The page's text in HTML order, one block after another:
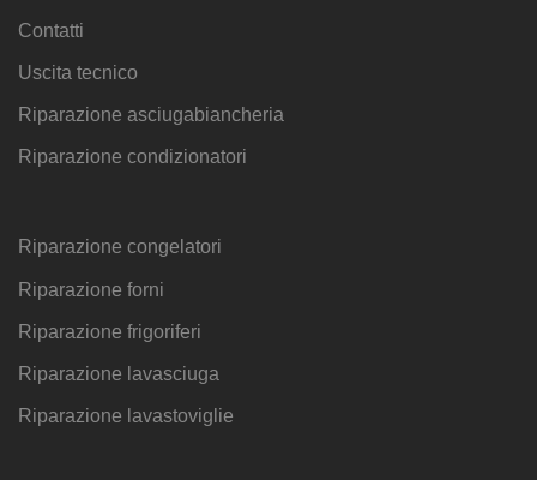
Contatti
Uscita tecnico
Riparazione asciugabiancheria
Riparazione condizionatori
Riparazione congelatori
Riparazione forni
Riparazione frigoriferi
Riparazione lavasciuga
Riparazione lavastoviglie